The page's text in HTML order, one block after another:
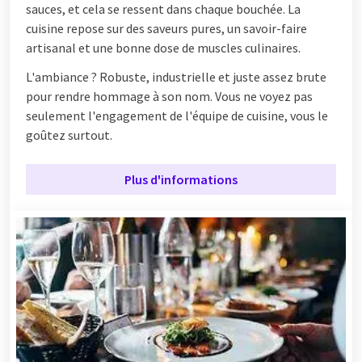
sauces, et cela se ressent dans chaque bouchée. La
cuisine repose sur des saveurs pures, un savoir-faire
artisanal et une bonne dose de muscles culinaires.
L'ambiance ? Robuste, industrielle et juste assez brute
pour rendre hommage à son nom. Vous ne voyez pas
seulement l'engagement de l'équipe de cuisine, vous le
goûtez surtout.
Plus d'informations